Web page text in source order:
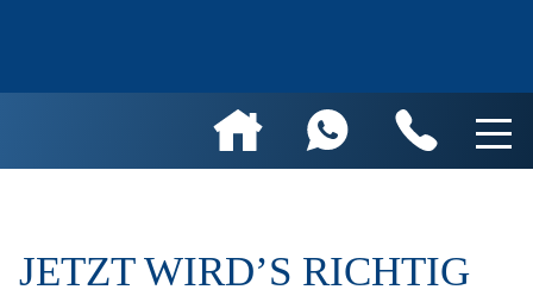
JETZT WIRD’S RICHTIG